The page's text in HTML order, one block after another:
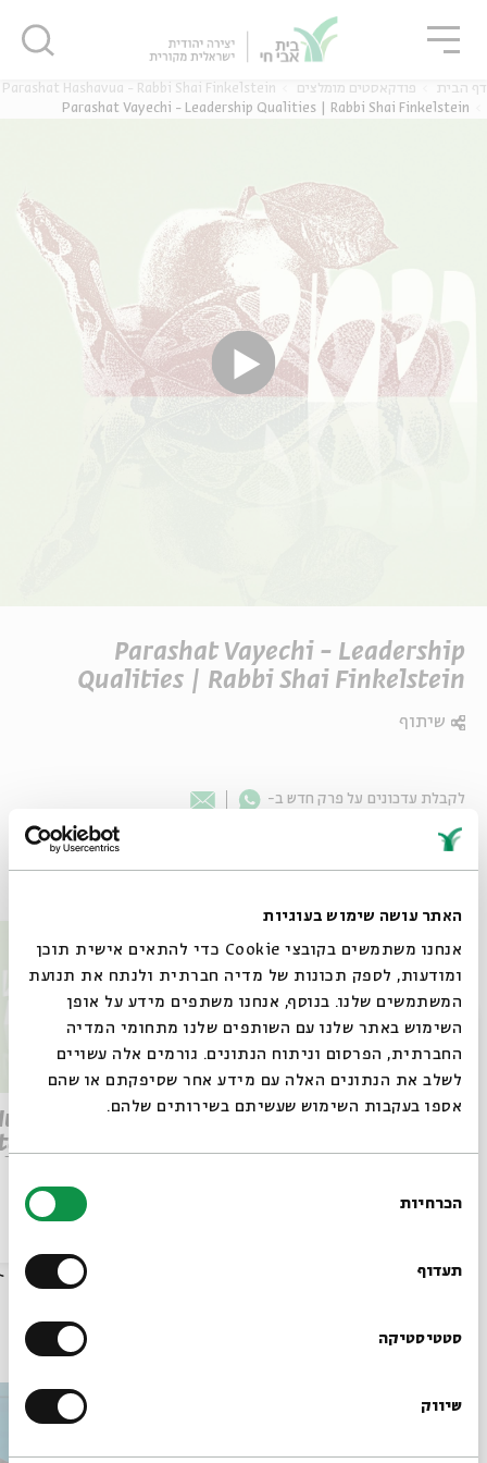
האתר עושה שימוש בעוגיות
אנחנו משתמשים בקובצי Cookie כדי להתאים אישית תוכן
ומודעות, לספק תכונות של מדיה חברתית ולנתח את תנועת
המשתמשים שלנו. בנוסף, אנחנו משתפים מידע על אופן
השימוש באתר שלנו עם השותפים שלנו מתחומי המדיה
החברתית, הפרסום וניתוח הנתונים. גורמים אלה עשויים
לשלב את הנתונים האלה עם מידע אחר שסיפקתם או שהם
אספו בעקבות השימוש שעשיתם בשירותים שלהם.
הסכמה
הכרחיות
תעדוף
סטטיסטיקה
שיווק
אנגלית
דף הבית פודקאסטים מומלצים
Parashat Hashavua - Rabbi Shai Finkelstein
Parashat Vayechi - Leadership Qualities | Rabbi Shai Finkelstein
Parashat Vayechi - Leadership
Qualities | Rabbi Shai Finkelstein
שיתוף
לקבלת עדכונים על פרק חדש ב- Whatsapp
Email
פרקים נוספים בסדרה
Parashat Re’eh – To See
סגור
סגור